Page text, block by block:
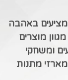
מציעים באהבה
מוצרים
ומשחקי
מתנות